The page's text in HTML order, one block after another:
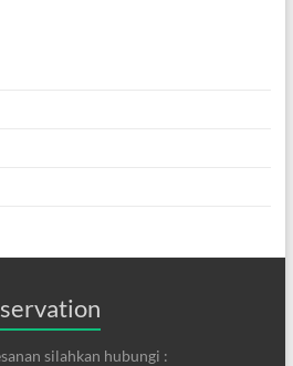
silahkan hubungi :